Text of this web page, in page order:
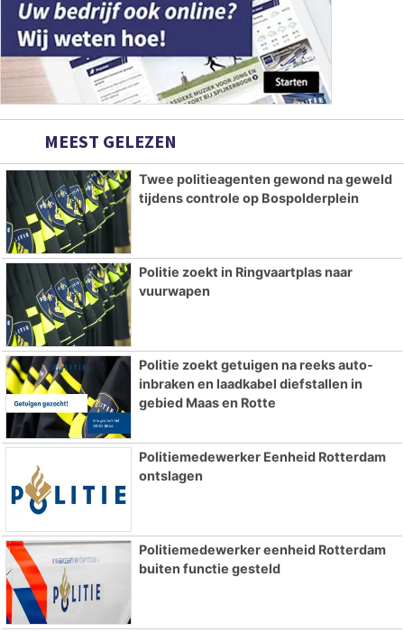
MEEST GELEZEN
Twee politieagenten gewond na geweld
tijdens controle op Bospolderplein
Politie zoekt in Ringvaartplas naar
vuurwapen
Politie zoekt getuigen na reeks auto-
inbraken en laadkabel diefstallen in
gebied Maas en Rotte
Politiemedewerker Eenheid Rotterdam
ontslagen
Politiemedewerker eenheid Rotterdam
buiten functie gesteld